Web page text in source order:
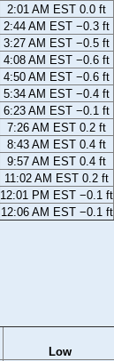
2:01 AM EST 0.0 ft
2:44 AM EST −0.3 ft
3:27 AM EST −0.5 ft
4:08 AM EST −0.6 ft
4:50 AM EST −0.6 ft
5:34 AM EST −0.4 ft
6:23 AM EST −0.1 ft
7:26 AM EST 0.2 ft
8:43 AM EST 0.4 ft
9:57 AM EST 0.4 ft
11:02 AM EST 0.2 ft
12:01 PM EST −0.1 ft
12:06 AM EST −0.1 ft
Low